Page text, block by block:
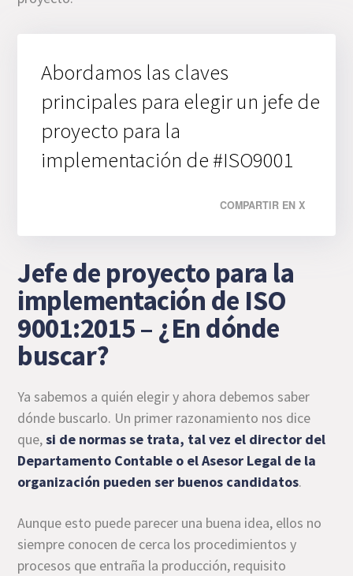
Abordamos las claves
principales para elegir un jefe de
proyecto para la
implementación de #ISO9001
COMPARTIR EN X
Jefe de proyecto para la
implementación de ISO
9001:2015 – ¿En dónde
buscar?
Ya sabemos a quién elegir y ahora debemos saber
dónde buscarlo. Un primer razonamiento nos dice
que,si de normas se trata, tal vez el director del
Departamento Contable o el Asesor Legal de la
organización pueden ser buenos candidatos.
Aunque esto puede parecer una buena idea, ellos no
siempre conocen de cerca los procedimientos y
procesos que entraña la producción, requisito